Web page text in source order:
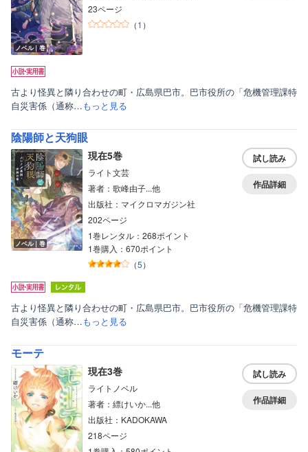
ノベル｜巻
23ページ
（1 ）
古より怪異と隣り合わせの町・広島県巴市。巴市役所の「危機管理課特
自災害係（通称…もっと見る
陰陽師と天狗眼
ノベル｜巻
現在5巻
ライト文芸
著者：歌峰由子...他
出版社：マイクロマガジン社
202ページ
1巻レンタル：268ポイント
1巻購入：670ポイント
（5）
試し読み
作品詳細
古より怪異と隣り合わせの町・広島県巴市。巴市役所の「危機管理課特
自災害係（通称…もっと見る
モーテ
現在3巻
ライトノベル
著者：縹けいか...他
出版社：KADOKAWA
218ページ
試し読み
作品詳細